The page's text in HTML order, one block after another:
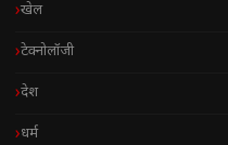
खेल
टेक्नोलॉजी
देश
धर्म